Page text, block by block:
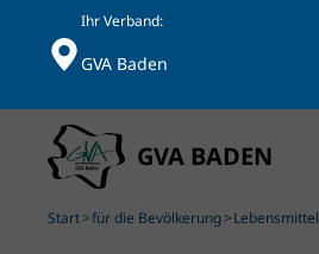
Skip to main content
Ihr Verband:
GVA Baden
Start für die Bevölkerung Lebensmittel